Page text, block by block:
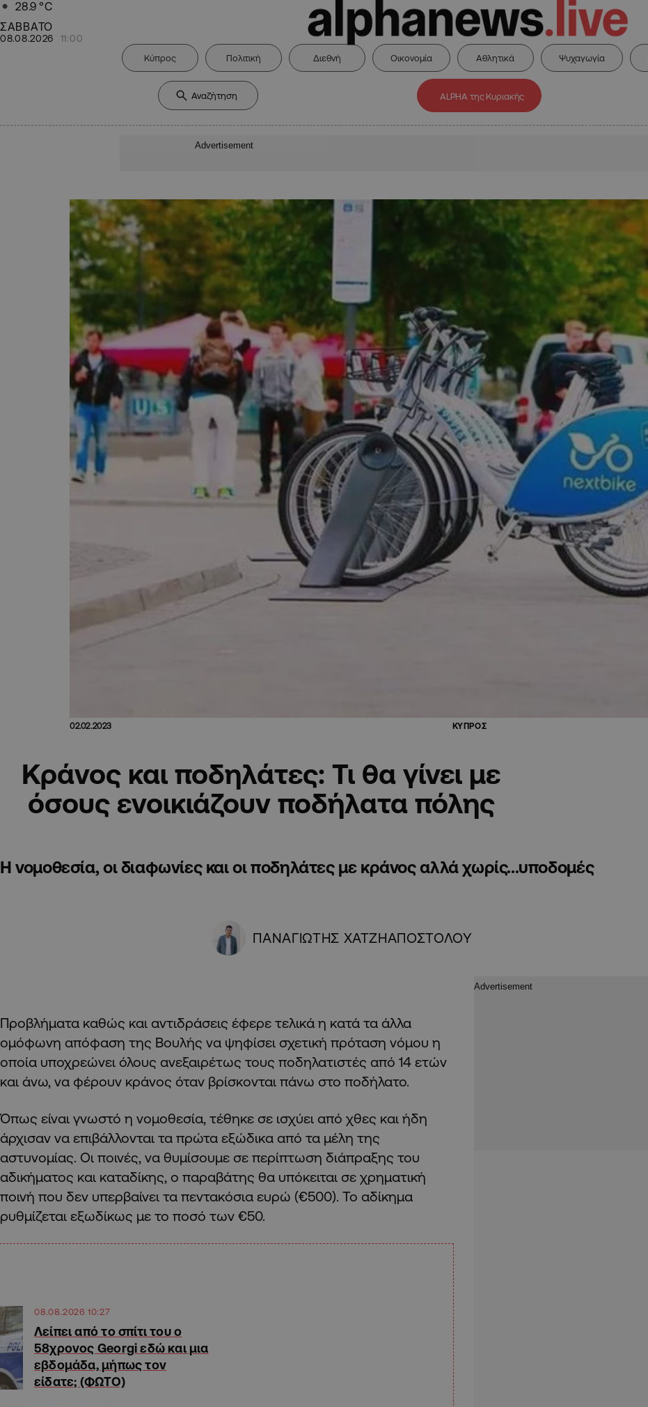
28.9 °C
ΣΑΒΒΑΤΟ
08.08.2026 11:00
Κύπρος Πολιτική Διεθνή Οικονομία Αθλητικά Ψυχαγωγία
ALPHA της Κυριακής
Advertisement
02.02.2023 ΚΥΠΡΟΣ
Κράνος και ποδηλάτες: Τι θα γίνει με
όσους ενοικιάζουν ποδήλατα πόλης
Η νομοθεσία, οι διαφωνίες και οι ποδηλάτες με κράνος αλλά χωρίς...υποδομές
ΠΑΝΑΓΙΩΤΗΣ ΧΑΤΖΗΑΠΟΣΤΟΛΟΥ
Προβλήματα καθώς και αντιδράσεις έφερε τελικά η κατά τα άλλα
ομόφωνη απόφαση της Βουλής να ψηφίσει σχετική πρόταση νόμου η
οποία υποχρεώνει όλους ανεξαιρέτως τους ποδηλατιστές από 14 ετών
και άνω, να φέρουν κράνος όταν βρίσκονται πάνω στο ποδήλατο.
Όπως είναι γνωστό η νομοθεσία, τέθηκε σε ισχύει από χθες και ήδη
άρχισαν να επιβάλλονται τα πρώτα εξώδικα από τα μέλη της
αστυνομίας. Οι ποινές, να θυμίσουμε σε περίπτωση διάπραξης του
αδικήματος και καταδίκης, ο παραβάτης θα υπόκειται σε χρηματική
ποινή που δεν υπερβαίνει τα πεντακόσια ευρώ (€500). Το αδίκημα
ρυθμίζεται εξωδίκως με το ποσό των €50.
08.08.2026 10:27
Λείπει από το σπίτι του ο
58χρονος Georgi εδώ και μια
εβδομάδα, μήπως τον
είδατε; (ΦΩΤΟ)